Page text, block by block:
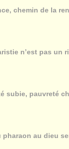
chemin de la
n’est pas un
subie, pauvreté
pharaon au dieu